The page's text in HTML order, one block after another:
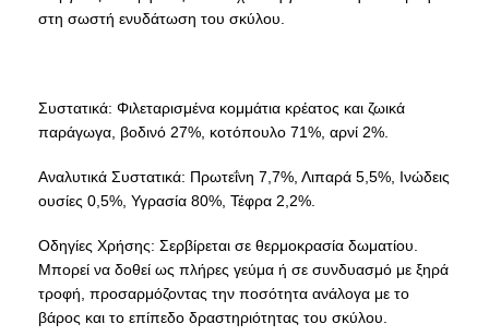
στη σωστή ενυδάτωση του σκύλου.
Συστατικά: Φιλεταρισμένα κομμάτια κρέατος και ζωικά
παράγωγα, βοδινό 27%, κοτόπουλο 71%, αρνί 2%.
Αναλυτικά Συστατικά: Πρωτεΐνη 7,7%, Λιπαρά 5,5%, Ινώδεις
ουσίες 0,5%, Υγρασία 80%, Τέφρα 2,2%.
Οδηγίες Χρήσης: Σερβίρεται σε θερμοκρασία δωματίου.
Μπορεί να δοθεί ως πλήρες γεύμα ή σε συνδυασμό με ξηρά
τροφή, προσαρμόζοντας την ποσότητα ανάλογα με το
βάρος και το επίπεδο δραστηριότητας του σκύλου.